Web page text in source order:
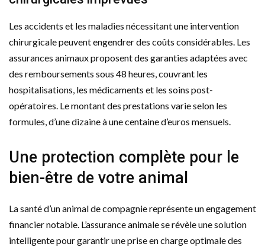
Les accidents et les maladies nécessitant une intervention
chirurgicale peuvent engendrer des coûts considérables. Les
assurances animaux proposent des garanties adaptées avec
des remboursements sous 48 heures, couvrant les
hospitalisations, les médicaments et les soins post-
opératoires. Le montant des prestations varie selon les
formules, d’une dizaine à une centaine d’euros mensuels.
Une protection complète pour le
bien-être de votre animal
La santé d’un animal de compagnie représente un engagement
financier notable. L’assurance animale se révèle une solution
intelligente pour garantir une prise en charge optimale des